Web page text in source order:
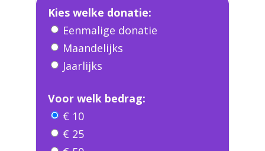
Kies welke donatie:
Eenmalige donatie
Maandelijks
Jaarlijks
Voor welk bedrag:
€ 10
€ 25